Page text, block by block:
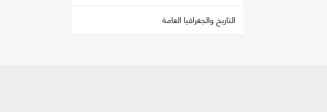
التاريخ والجغرافيا العامة